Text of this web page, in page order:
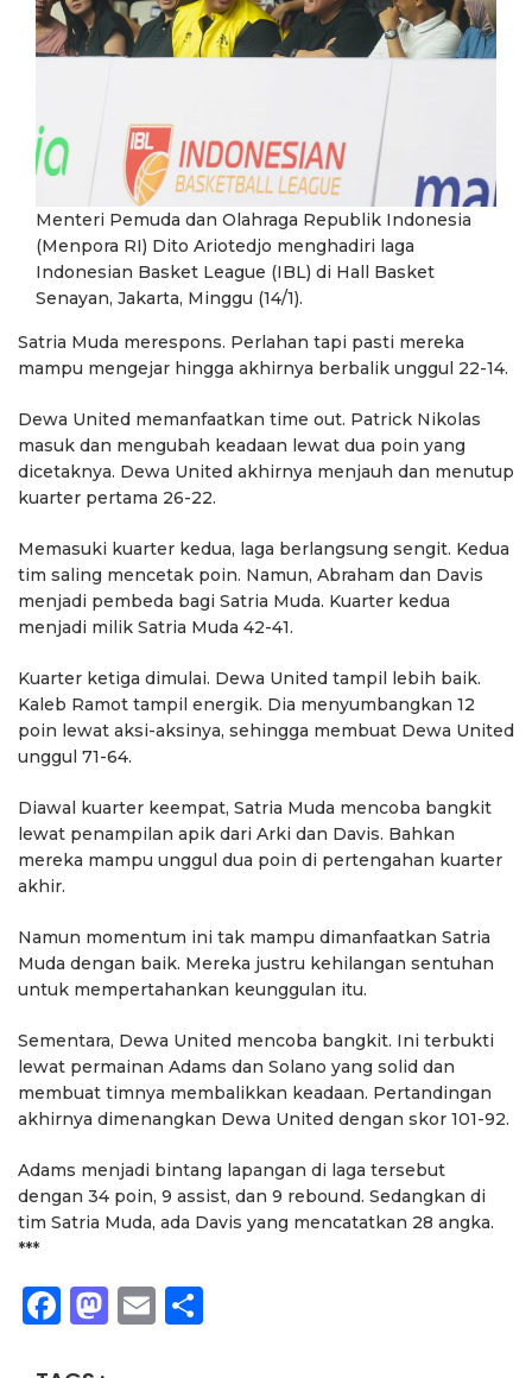
Menteri Pemuda dan Olahraga Republik Indonesia
(Menpora RI) Dito Ariotedjo menghadiri laga
Indonesian Basket League (IBL) di Hall Basket
Senayan, Jakarta, Minggu (14/1).
Satria Muda merespons. Perlahan tapi pasti mereka
mampu mengejar hingga akhirnya berbalik unggul 22-14.
Dewa United memanfaatkan time out. Patrick Nikolas
masuk dan mengubah keadaan lewat dua poin yang
dicetaknya. Dewa United akhirnya menjauh dan menutup
kuarter pertama 26-22.
Memasuki kuarter kedua, laga berlangsung sengit. Kedua
tim saling mencetak poin. Namun, Abraham dan Davis
menjadi pembeda bagi Satria Muda. Kuarter kedua
menjadi milik Satria Muda 42-41.
Kuarter ketiga dimulai. Dewa United tampil lebih baik.
Kaleb Ramot tampil energik. Dia menyumbangkan 12
poin lewat aksi-aksinya, sehingga membuat Dewa United
unggul 71-64.
Diawal kuarter keempat, Satria Muda mencoba bangkit
lewat penampilan apik dari Arki dan Davis. Bahkan
mereka mampu unggul dua poin di pertengahan kuarter
akhir.
Namun momentum ini tak mampu dimanfaatkan Satria
Muda dengan baik. Mereka justru kehilangan sentuhan
untuk mempertahankan keunggulan itu.
Sementara, Dewa United mencoba bangkit. Ini terbukti
lewat permainan Adams dan Solano yang solid dan
membuat timnya membalikkan keadaan. Pertandingan
akhirnya dimenangkan Dewa United dengan skor 101-92.
Adams menjadi bintang lapangan di laga tersebut
dengan 34 poin, 9 assist, dan 9 rebound. Sedangkan di
tim Satria Muda, ada Davis yang mencatatkan 28 angka.
***
Facebook
Mastodon
Email